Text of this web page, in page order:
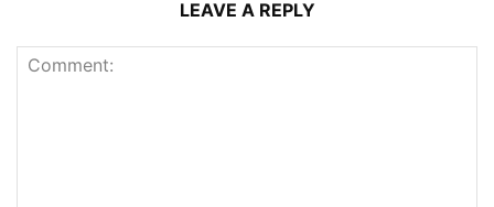
LEAVE A REPLY